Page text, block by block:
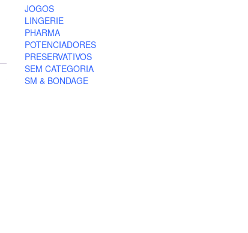
JOGOS
LINGERIE
PHARMA
POTENCIADORES
PRESERVATIVOS
SEM CATEGORIA
SM & BONDAGE